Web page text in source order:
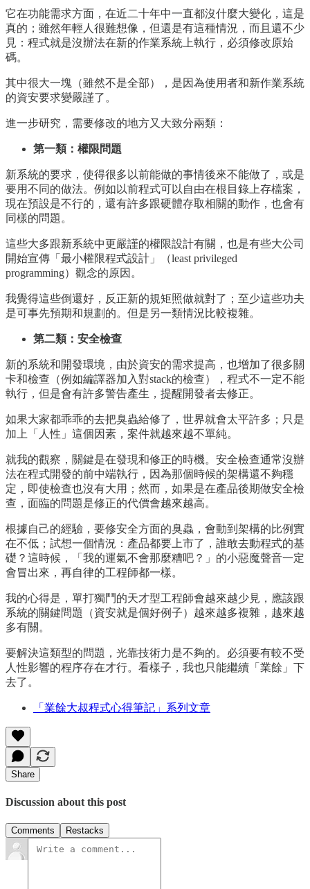
它在功能需求方面，在近二十年中一直都沒什麼大變化，這是
真的；雖然年輕人很難想像，但還是有這種情況，而且還不少
見：程式就是沒辦法在新的作業系統上執行，必須修改原始
碼。
其中很大一塊（雖然不是全部），是因為使用者和新作業系統
的資安要求變嚴謹了。
進一步研究，需要修改的地方又大致分兩類：
第一類：權限問題
新系統的要求，使得很多以前能做的事情後來不能做了，或是
要用不同的做法。例如以前程式可以自由在根目錄上存檔案，
現在預設是不行的，還有許多跟硬體存取相關的動作，也會有
同樣的問題。
這些大多跟新系統中更嚴謹的權限設計有關，也是有些大公司
開始宣傳「最小權限程式設計」（least privileged
programming）觀念的原因。
我覺得這些倒還好，反正新的規矩照做就對了；至少這些功夫
是可事先預期和規劃的。但是另一類情況比較複雜。
第二類：安全檢查
新的系統和開發環境，由於資安的需求提高，也增加了很多關
卡和檢查（例如編譯器加入對stack的檢查），程式不一定不能
執行，但是會有許多警告產生，提醒開發者去修正。
如果大家都乖乖的去把臭蟲給修了，世界就會太平許多；只是
加上「人性」這個因素，案件就越來越不單純。
就我的觀察，關鍵是在發現和修正的時機。安全檢查通常沒辦
法在程式開發的前中端執行，因為那個時候的架構還不夠穩
定，即使檢查也沒有大用；然而，如果是在產品後期做安全檢
查，面臨的問題是修正的代價會越來越高。
根據自己的經驗，要修安全方面的臭蟲，會動到架構的比例實
在不低；試想一個情況：產品都要上市了，誰敢去動程式的基
礎？這時候，「我的運氣不會那麼糟吧？」的小惡魔聲音一定
會冒出來，再自律的工程師都一樣。
我的心得是，單打獨鬥的天才型工程師會越來越少見，應該跟
系統的關鍵問題（資安就是個好例子）越來越多複雜，越來越
多有關。
要解決這類型的問題，光靠技術力是不夠的。必須要有較不受
人性影響的程序存在才行。看樣子，我也只能繼續「業餘」下
去了。
「業餘大叔程式心得筆記」系列文章
Share
Discussion about this post
Comments Restacks